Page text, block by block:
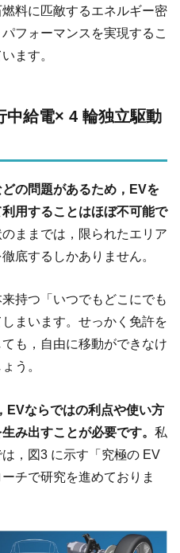
料に匹敵するエネルギー密
フォーマンスを実現するこ
ます。
中給電× 4 輪独立駆動
の問題があるため，EVを
用することはほぼ不可能で
ままでは，限られたエリア
底するしかありません。
持つ「いつでもどこにでも
まいます。せっかく免許を
も，自由に移動ができなけ
う。
EVならではの利点や使い方
み出すことが必要です。 私
，図3 に示す「究極の EV
チで研究を進めておりま